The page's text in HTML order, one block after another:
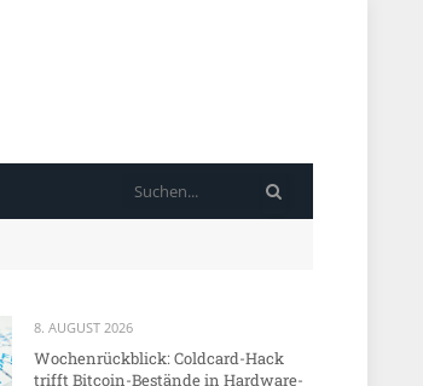
8. AUGUST 2026
Wochenrückblick: Coldcard-Hack
trifft Bitcoin-Bestände in Hardware-